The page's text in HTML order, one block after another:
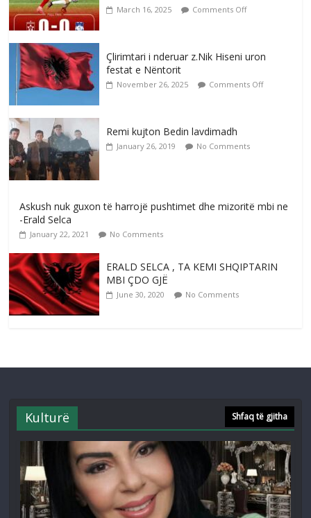
March 16, 2025 Comments Off
Çlirimtari i nderuar z.Nik Hiseni uron
festat e Nëntorit
November 26, 2025 Comments Off
Remi kujton Bedin lavdimadh
January 26, 2019 No Comments
Askush nuk guxon të harrojë pushtimet dhe mizoritë mbi ne
-Erald Selca
January 22, 2021 No Comments
ERALD SELCA , TA KEMI SHQIPTARIN
MBI ÇDO GJË
June 30, 2020 No Comments
Kulturë Shfaq të gjitha